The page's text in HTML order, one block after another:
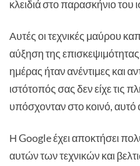
κλειδιά στο παρασκήνιο του
Αυτές οι τεχνικές μαύρου
αύξηση της
ημέρας ήταν ανέντιμες και
ιστότοπός σας δεν είχε τις
υπόσχονταν στο κοινό,
Η Google έχει αποκτήσει
αυτών των τεχνικών και